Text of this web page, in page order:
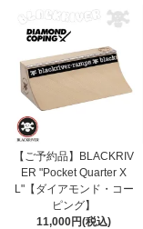
【ご予約品】BLACKRIV
ER "Pocket Quarter X
L"【ダイアモンド・コー
ピング】
11,000円(税込)